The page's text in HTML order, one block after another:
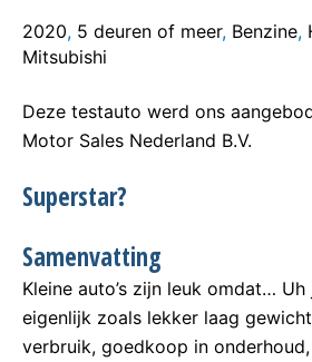
2020, 5 deuren of meer, Benzine,
Mitsubishi
Deze testauto werd ons
Motor Sales Nederland B.V.
Superstar?
Samenvatting
Kleine auto’s zijn leuk omdat…
eigenlijk zoals lekker laag
verbruik, goedkoop in